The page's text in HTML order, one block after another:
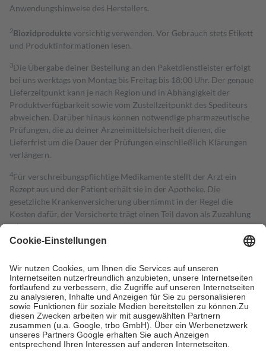
Anwendungshinweise des Herstellers.
2Biozidproduktevorsichtig verwenden. Vor Gebrauch stets Etikett
und Produktinformationen lesen.
3Die Übergabe deiner Bestellung an den Paketdienstleister erfolgt
bei uns werktags von Montag bis Freitag bis 18:00 Uhr. Der genaue
Lieferzeitpunkt kann je nach Region und in Abhängigkeit der
Produktverfügbarkeit sowie vom Zustellzeitpunkt des Spediteurs
abweichen. Darüber hinaus können notwendige pharmazeutische
Prüfungen, die zu deiner Arzneimittelsicherheit dienen, die
Lieferfrist um die Dauer der Prüfungen einschließlich Klärungen
verlängern.
4Für verschreibungspflichtige Medikamente stellt der Arzt ein
Rezept aus und der Patient erhält sie in der Apotheke. Die
gesetzliche Krankenversicherung übernimmt in der Regel die
Kosten dafür, der Versicherte trägt einen Teil davon als Zuzahlung
mit.
Grundsätzlich leisten Mitglieder Zuzahlungen in Höhe von zehn
höchstens zehn Euro.
Es sind jedoch nie mehr als die tatsächlichen
Kosten der Leistung zu entrichten.
Diese Regeln gelten grundsätzlich auch für Online-Apotheken.
Bei Heilmitteln und häuslicher Krankenpflege beträgt die
Zuzahlung zehn Prozent der Kosten sowie zehn Euro je
Verordnung.
Um das Engagement der Versicherten für ihre eigene Gesundheit zu
stärken und die besondere Stellung der Familie zu unterstützen,